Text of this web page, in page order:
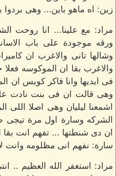
زين: اه ماهو باين... وهى بردوا
مراد: مع علينا... انا روحت
ورقه موجودة على باب
وشالها تانى والاغرب ان
والاغرب بقا ان الموكوسه
فى ايديها وانا فاكر كويس
وهى قالت ان فى بنت نادت
اشمعنا ليليان وهى اصلا
الشركه وسارة اول مرة
ان دى شنطتها ... تفهم انت بقا
سارة: نفهم انى مظلومه وانت
مراد: استغفر الله العظيم ..